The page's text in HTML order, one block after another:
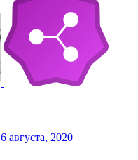
6 августа, 2020